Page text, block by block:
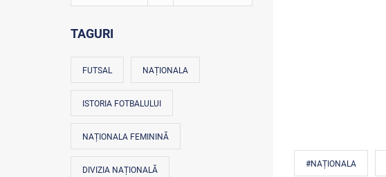
TAGURI
FUTSAL NAȚIONALA
ISTORIA FOTBALULUI
NAȚIONALA FEMININĂ
DIVIZIA NAȚIONALĂ
#NAȚIONALA